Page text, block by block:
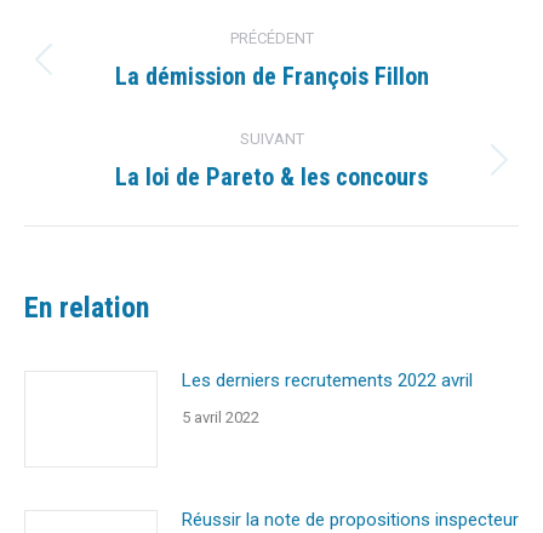
article
PRÉCÉDENT
Article
:
La démission de François Fillon
SUIVANT
Article
La loi de Pareto & les concours
En relation
Les derniers recrutements 2022 avril
5 avril 2022
Réussir la note de propositions inspecteur